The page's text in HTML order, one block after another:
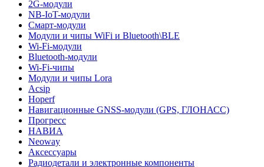
2G-модули
NB-IoT-модули
Смарт-модули
Модули и чипы WiFi и Bluetooth\BLE
Wi-Fi-модули
Bluetooth-модули
Wi-Fi-чипы
Модули и чипы Lora
Acsip
Hoperf
Навигационные GNSS-модули (GPS, ГЛОНАСС)
Прогресс
НАВИА
Neoway
Аксессуары
Радиодетали и электронные компоненты